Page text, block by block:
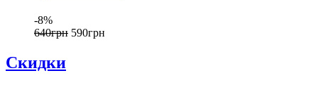
-8%
640грн 590грн
Скидки